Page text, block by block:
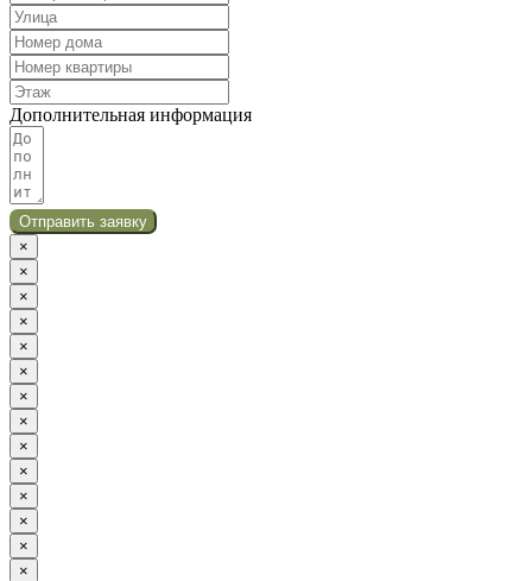
Дополнительная информация
Отправить заявку
×
×
×
×
×
×
×
×
×
×
×
×
×
×